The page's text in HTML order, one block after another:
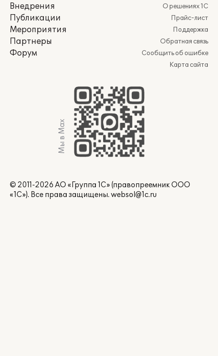
Внедрения
Публикации
Мероприятия
Партнеры
Форум
О решениях 1С
Прайс-лист
Поддержка
Обратная связь
Сообщить об ошибке
Карта сайта
Мы в Max
© 2011-2026 АО «Группа 1С» (правопреемник ООО
«1С»). Все права защищены. websol@1c.ru